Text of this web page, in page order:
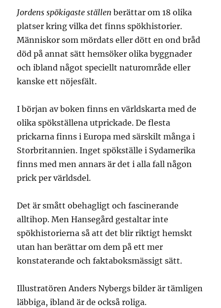
Jordens spökigaste ställenberättar om 18 olika
platser kring vilka det finns spökhistorier.
Människor som mördats eller dött en ond bråd
död på annat sätt hemsöker olika byggnader
och ibland något speciellt naturområde eller
kanske ett nöjesfält.
I början av boken finns en världskarta med de
olika spökställena utprickade. De flesta
prickarna finns i Europa med särskilt många i
Storbritannien. Inget spökställe i Sydamerika
finns med men annars är det i alla fall någon
prick per världsdel.
Det är smått obehagligt och fascinerande
alltihop. Men Hansegård gestaltar inte
spökhistorierna så att det blir riktigt hemskt
utan han berättar om dem på ett mer
konstaterande och faktaboksmässigt sätt.
Illustratören Anders Nybergs bilder är tämligen
läbbiga, ibland är de också roliga.